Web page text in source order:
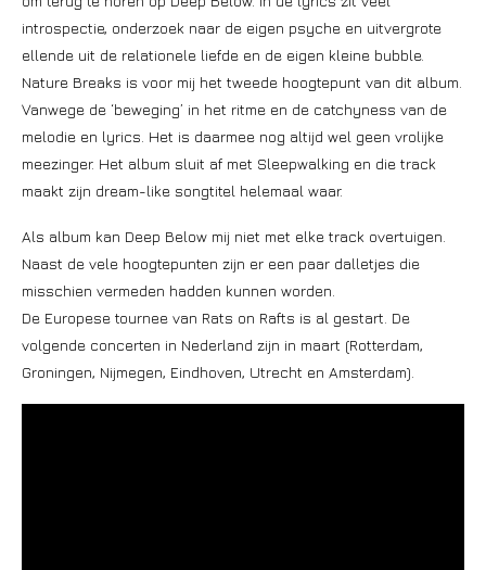
introspectie, onderzoek naar de eigen psyche en uitvergrote
ellende uit de relationele liefde en de eigen kleine bubble.
Nature Breaks is voor mij het tweede hoogtepunt van dit album.
Vanwege de ‘beweging’ in het ritme en de catchyness van de
melodie en lyrics. Het is daarmee nog altijd wel geen vrolijke
meezinger. Het album sluit af met Sleepwalking en die track
maakt zijn dream-like songtitel helemaal waar.
Als album kan Deep Below mij niet met elke track overtuigen.
Naast de vele hoogtepunten zijn er een paar dalletjes die
misschien vermeden hadden kunnen worden.
De Europese tournee van Rats on Rafts is al gestart. De
volgende concerten in Nederland zijn in maart (Rotterdam,
Groningen, Nijmegen, Eindhoven, Utrecht en Amsterdam).